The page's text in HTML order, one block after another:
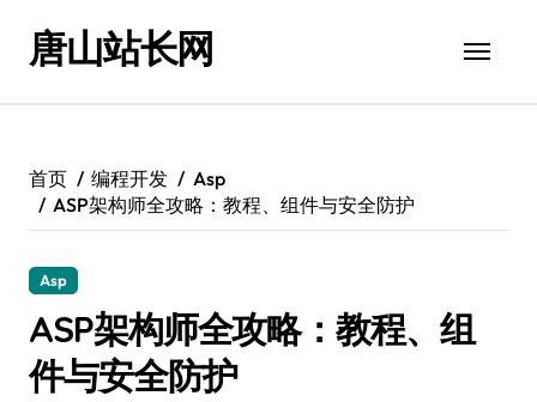
唐山站长网
首页 编程开发
Asp
ASP架构师全攻略：教程、组件与安全防护
Asp
ASP架构师全攻略：教程、组
件与安全防护